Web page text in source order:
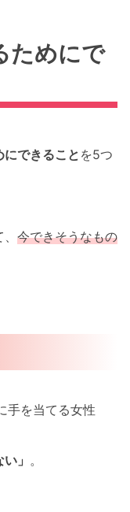
ためにで
できること を5つ
今できそうなもの
」 。